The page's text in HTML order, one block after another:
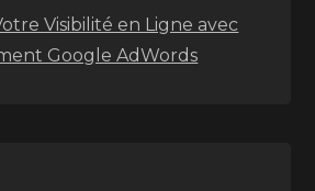
Visibilité en Ligne avec
Google AdWords